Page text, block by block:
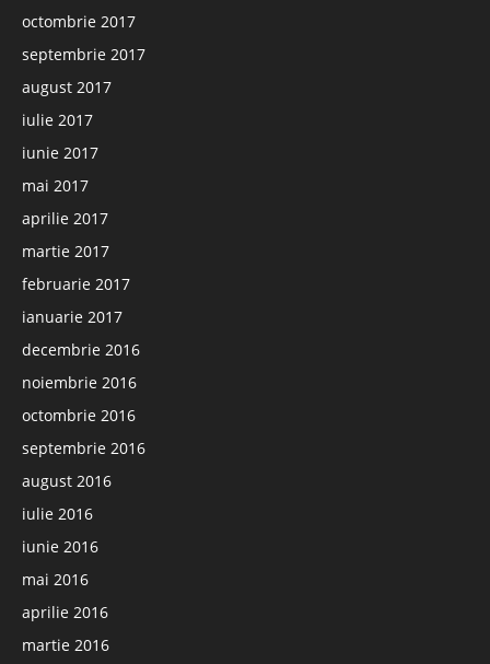
octombrie 2017
septembrie 2017
august 2017
iulie 2017
iunie 2017
mai 2017
aprilie 2017
martie 2017
februarie 2017
ianuarie 2017
decembrie 2016
noiembrie 2016
octombrie 2016
septembrie 2016
august 2016
iulie 2016
iunie 2016
mai 2016
aprilie 2016
martie 2016